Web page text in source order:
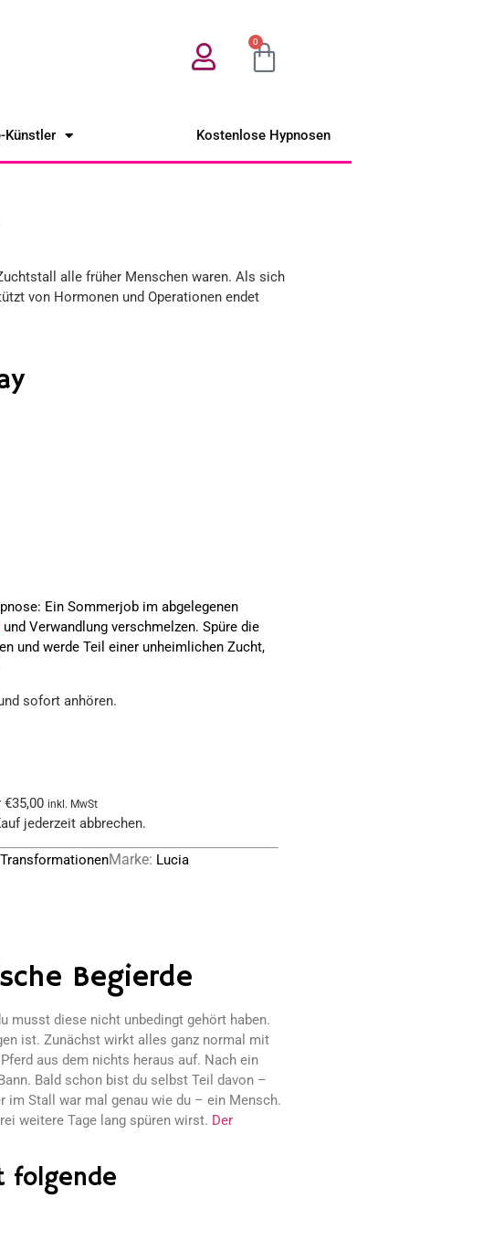
0
Künstler Kostenlose Hypnosen
alle früher Menschen waren. Als sich
von Hormonen und Operationen endet
Ein Sommerjob im abgelegenen
und Verwandlung verschmelzen. Spüre die
und werde Teil einer unheimlichen Zucht,
sofort anhören.
€35,00 inkl. MwSt
jederzeit abbrechen.
TransformationenMarke: Lucia
Begierde
musst diese nicht unbedingt gehört haben.
ist. Zunächst wirkt alles ganz normal mit
aus dem nichts heraus auf. Nach ein
Bald schon bist du selbst Teil davon –
im Stall war mal genau wie du – ein Mensch.
weitere Tage lang spüren wirst. Der
folgende